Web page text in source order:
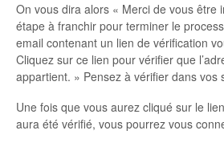
On vous dira alors « Merci de vous être
étape à franchir pour terminer le
email contenant un lien de vérification
Cliquez sur ce lien pour vérifier que
appartient. » Pensez à vérifier dans vos
Une fois que vous aurez cliqué sur le
aura été vérifié, vous pourrez vous